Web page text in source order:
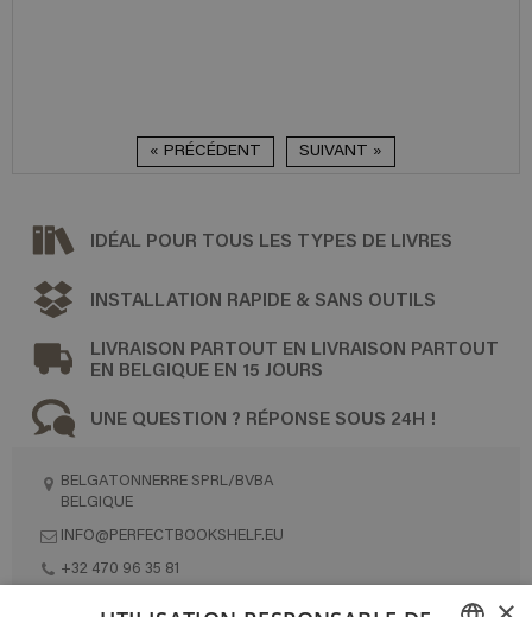
« PRÉCÉDENT SUIVANT »
IDÉAL POUR TOUS LES TYPES DE LIVRES
INSTALLATION RAPIDE & SANS OUTILS
LIVRAISON PARTOUT EN LIVRAISON PARTOUT
EN BELGIQUE EN 15 JOURS
UNE QUESTION ? RÉPONSE SOUS 24H !
BELGATONNERRE SPRL/BVBA
BELGIQUE
INFO@PERFECTBOOKSHELF.EU
+32 470 96 35 81